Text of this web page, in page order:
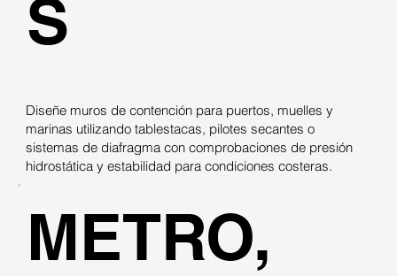
Diseñe muros de contención para puertos, muelles y
marinas utilizando tablestacas, pilotes secantes o
sistemas de diafragma con comprobaciones de presión
hidrostática y estabilidad para condiciones costeras.
S
METRO,